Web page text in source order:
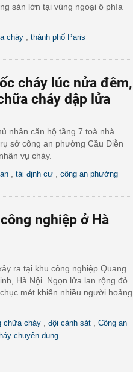
sản lớn tại vùng ngoại ô phía
cháy thành phố Paris
cháy lúc nửa đêm,
cháy dập lửa
nhân căn hộ tầng 7 toà nhà
sở công an phường Cầu Diễn
vụ cháy.
tái định cư công an phường
nghiệp ở Hà
ra tại khu công nghiệp Quang
Hà Nội. Ngọn lửa lan rộng đỏ
mét khiến nhiều người hoảng
chữa cháy đội cảnh sát
Công an
chuyên dụng